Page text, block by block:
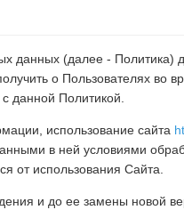
данных (далее - Политика)
о Пользователях во
данной Политикой.
использование сайта
в ней условиями
от использования Сайта.
и до ее замены новой